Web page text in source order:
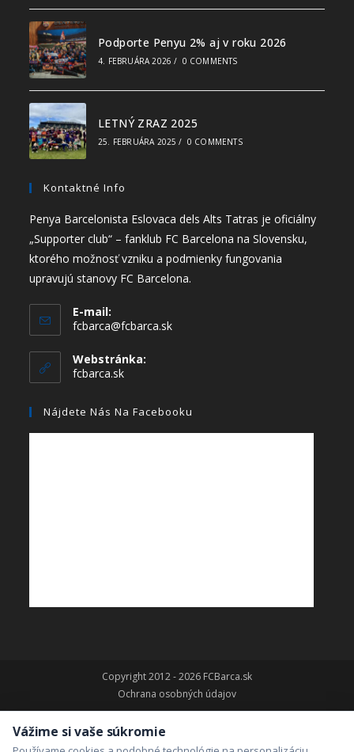
Podporte Penyu 2% aj v roku 2026
4. FEBRUÁRA 2026 / 0 COMMENTS
LETNÝ ZRAZ 2025
25. FEBRUÁRA 2025 / 0 COMMENTS
Kontaktné Info
Penya Barcelonista Eslovaca dels Alts Tatras je oficiálny
„Supporter club“ – fanklub FC Barcelona na Slovensku,
ktorého možnosť vzniku a podmienky fungovania
upravujú stanovy FC Barcelona.
E-mail:
fcbarca@fcbarca.sk
Webstránka:
fcbarca.sk
Nájdete Nás Na Facebooku
Copyright 2012 - 2026 FCBarca.sk
Ochrana osobných údajov
Vážime si vaše súkromie